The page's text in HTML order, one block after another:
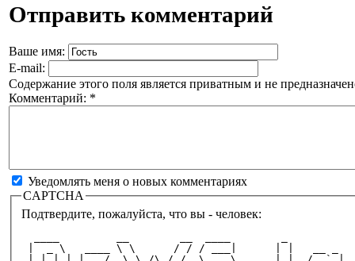
Отправить комментарий
Ваше имя:
E-mail:
Содержание этого поля является приватным и не
Комментарий: *
Уведомлять меня о новых комментариях
CAPTCHA
Подтвердите, пожалуйста, что вы - человек:
|  _ \   ____ \ \      / / / ___|      | |   __ _